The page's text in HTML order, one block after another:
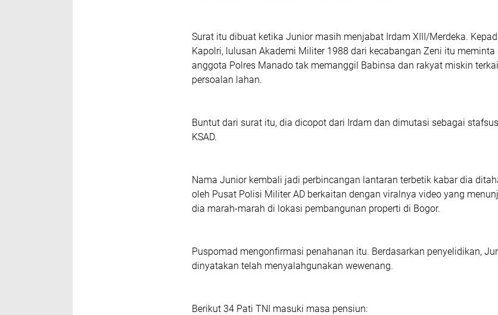
Surat itu dibuat ketika Junior masih menjabat Irdam XIII/Merdeka.
Kapolri, lulusan Akademi Militer 1988 dari kecabangan Zeni itu meminta
anggota Polres Manado tak memanggil Babinsa dan rakyat miskin
persoalan lahan.
Buntut dari surat itu, dia dicopot dari Irdam dan dimutasi sebagai stafsus
KSAD.
Nama Junior kembali jadi perbincangan lantaran terbetik kabar dia
oleh Pusat Polisi Militer AD berkaitan dengan viralnya video yang
dia marah-marah di lokasi pembangunan properti di Bogor.
Puspomad mengonfirmasi penahanan itu. Berdasarkan penyelidikan,
dinyatakan telah menyalahgunakan wewenang.
Berikut 34 Pati TNI masuki masa pensiun: